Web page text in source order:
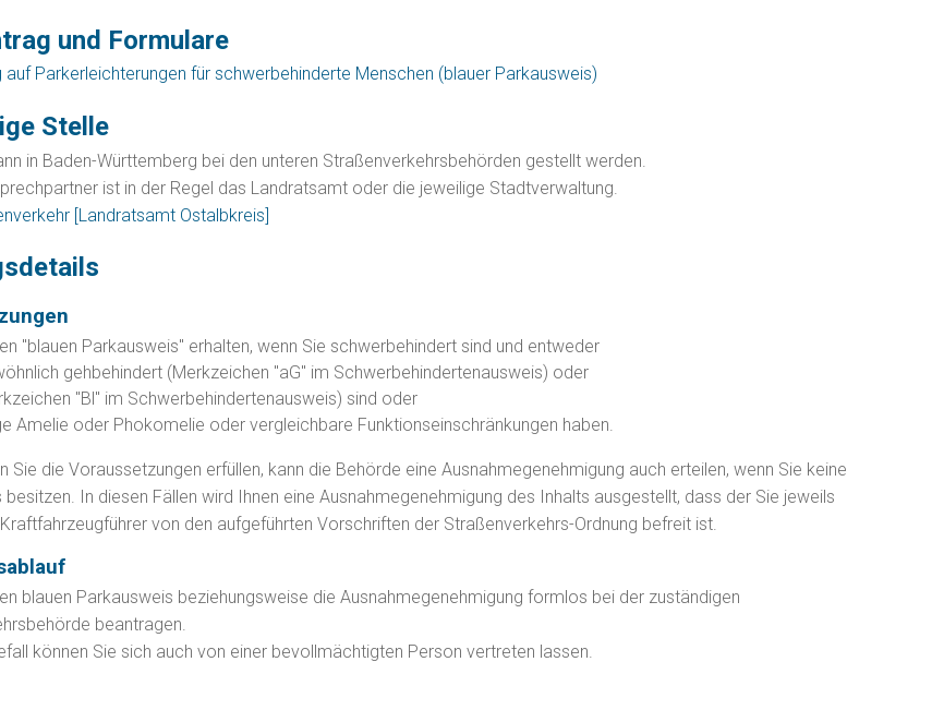
und Formulare
auf Parkerleichterungen für schwerbehinderte Menschen (blauer Parkausweis)
Stelle
in Baden-Württemberg bei den unteren Straßenverkehrsbehörden gestellt werden.
ist in der Regel das Landratsamt oder die jeweilige Stadtverwaltung.
[Landratsamt Ostalbkreis]
"blauen Parkausweis" erhalten, wenn Sie schwerbehindert sind und entweder
gehbehindert (Merkzeichen "aG" im Schwerbehindertenausweis) oder
"Bl" im Schwerbehindertenausweis) sind oder
Amelie oder Phokomelie oder vergleichbare Funktionseinschränkungen haben.
Sie die Voraussetzungen erfüllen, kann die Behörde eine Ausnahmegenehmigung auch erteilen, wenn Sie keine
besitzen. In diesen Fällen wird Ihnen eine Ausnahmegenehmigung des Inhalts ausgestellt, dass der Sie jeweils
von den aufgeführten Vorschriften der Straßenverkehrs-Ordnung befreit ist.
blauen Parkausweis beziehungsweise die Ausnahmegenehmigung formlos bei der zuständigen
beantragen.
können Sie sich auch von einer bevollmächtigten Person vertreten lassen.